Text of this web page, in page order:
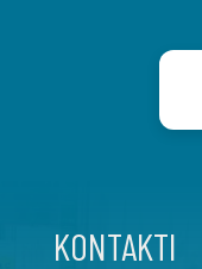
KONTAKTI